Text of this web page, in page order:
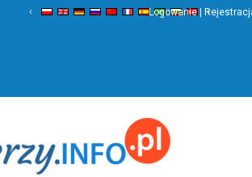
‹ ›
Logowanie |